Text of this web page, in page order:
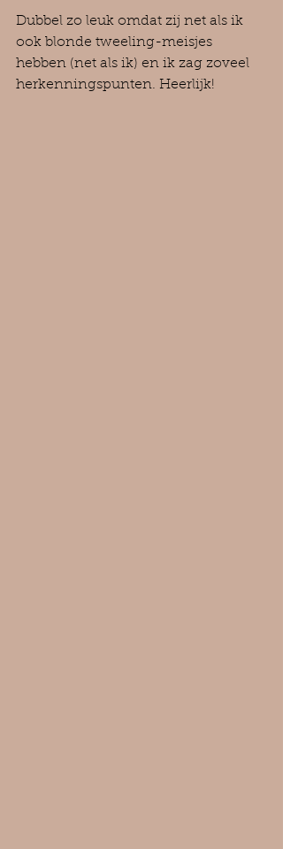
Dubbel zo leuk omdat zij net als ik
ook blonde tweeling-meisjes
hebben (net als ik) en ik zag zoveel
herkenningspunten. Heerlijk!